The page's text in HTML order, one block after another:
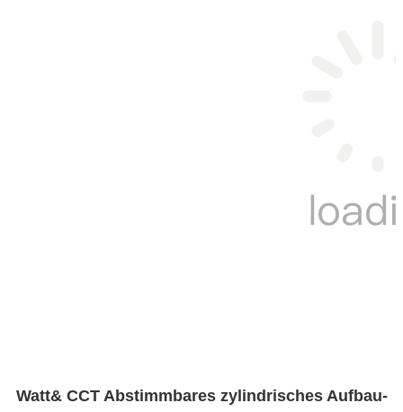
Watt& CCT Abstimmbares zylindrisches Aufbau-